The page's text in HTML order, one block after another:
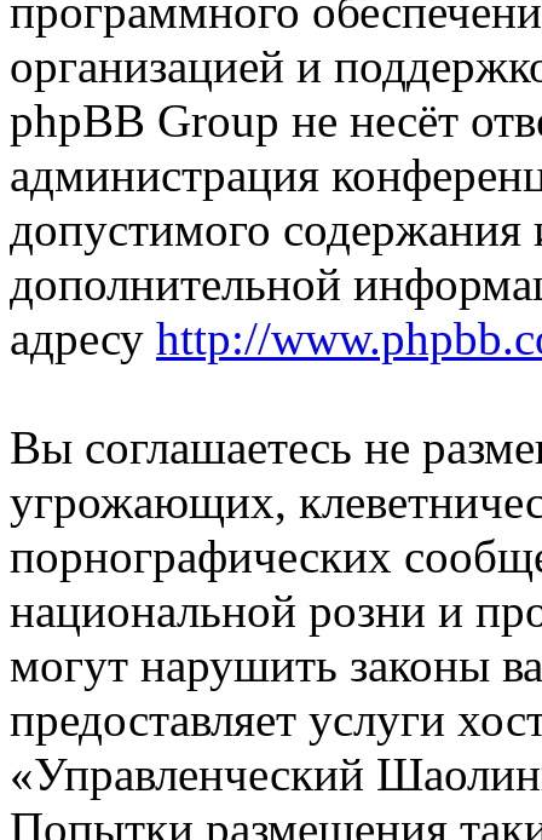
программного
организацией и
phpBB Group не несёт
администрация
допустимого
дополнительной
адресу http://
Вы соглашаетесь не
угрожающих,
порнографических
национальной розни и
могут нарушить законы
предоставляет услуги
«Управленческий
Попытки размещения